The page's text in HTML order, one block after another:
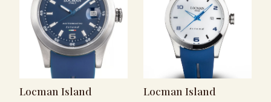
Locman Island Locman Island